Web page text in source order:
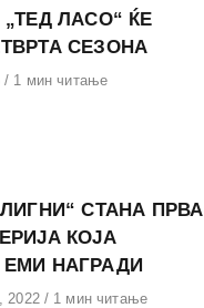
ЛАСО“ ЌЕ
СЕЗОНА
1 мин читање
СТАНА ПРВА
КОЈА
НАГРАДИ
2022 1 мин читање